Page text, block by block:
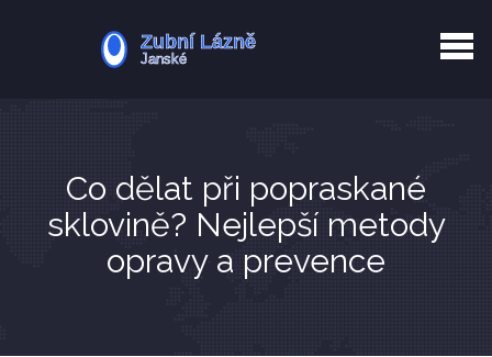
Zotavení po extrakci
Co dělat při popraskané
sklovině? Nejlepší metody
opravy a prevence